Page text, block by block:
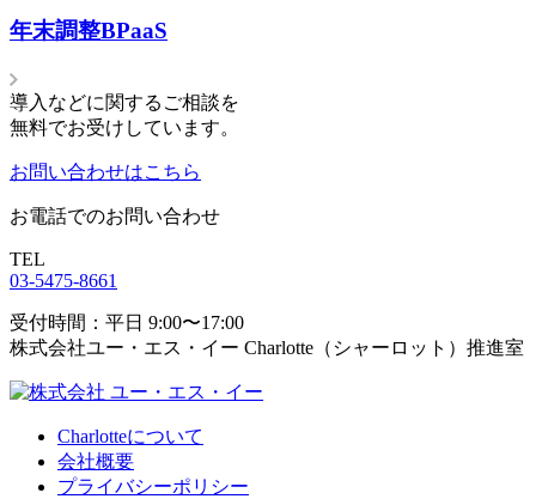
年末調整BPaaS
導入などに関するご相談を
無料でお受けしています。
お問い合わせはこちら
お電話でのお問い合わせ
TEL
03-5475-8661
受付時間：平日 9:00〜17:00
株式会社ユー・エス・イー Charlotte（シャーロット）推進室
Charlotteについて
会社概要
プライバシーポリシー